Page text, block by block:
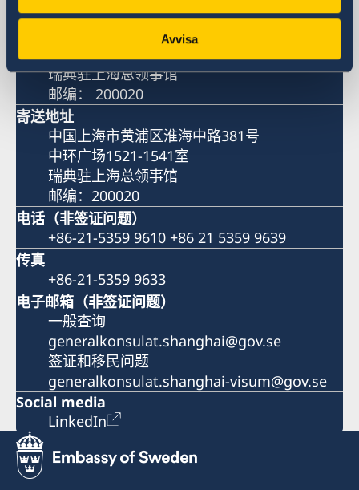
Avvisa
访问总领事馆
中国上海市淮海中路381号
瑞典驻上海总领事馆
邮编： 200020
寄送地址
中国上海市黄浦区淮海中路381号
中环广场1521-1541室
瑞典驻上海总领事馆
邮编：200020
电话（非签证问题）
+86-21-5359 9610 +86 21 5359 9639
传真
+86-21-5359 9633
电子邮箱（非签证问题）
一般查询
generalkonsulat.shanghai@gov.se
签证和移民问题
generalkonsulat.shanghai-visum@gov.se
Social media
LinkedIn